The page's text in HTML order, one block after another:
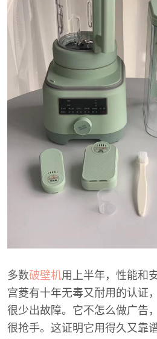
多数破壁机用上半年，性能和
宫菱有十年无毒又耐用的认证
很少出故障。它不怎么做广告
很抢手。这证明它用得久又靠